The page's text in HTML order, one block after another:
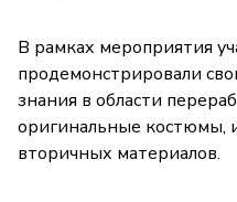
В рамках мероприятия
продемонстрировали
знания в области
оригинальные костюмы,
вторичных материалов.